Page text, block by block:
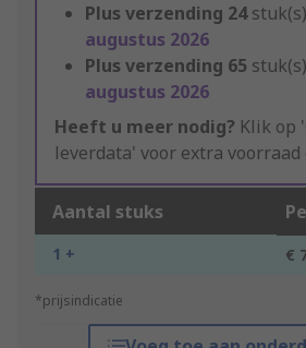
Plus verzending 24
augustus 2026
Plus verzending 65
augustus 2026
Heeft u meer nodig? Klik op
leverdata' voor extra
Aantal stuks
1 + €
*prijsindicatie